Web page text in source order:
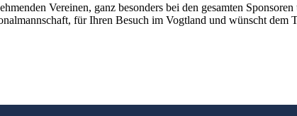
Vereinen, ganz besonders bei den gesamten
für Ihren Besuch im Vogtland und wünscht dem